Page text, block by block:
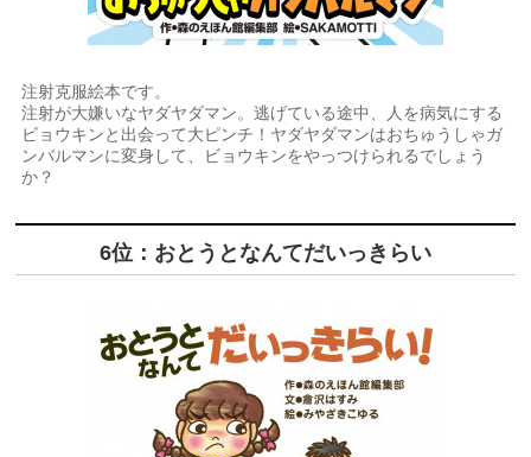
注射克服絵本です。
注射が大嫌いなヤダヤダマン。逃げている途中、人を病気にする
ビョウキンと出会って大ピンチ！ヤダヤダマンはおちゅうしゃガ
ンバルマンに変身して、ビョウキンをやっつけられるでしょう
か？
6位：おとうとなんてだいっきらい